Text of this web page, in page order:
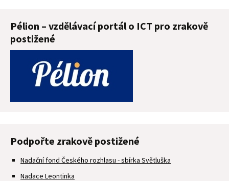
Pélion – vzdělávací portál o ICT pro zrakově
postižené
Podpořte zrakově postižené
Nadační fond Českého rozhlasu - sbírka Světluška
Nadace Leontinka